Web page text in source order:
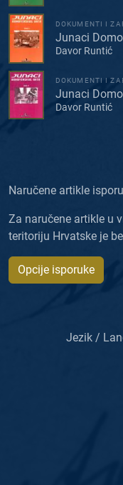
DOKUMENTI I
Junaci
Davor Runtić
DOKUMENTI I
Junaci
Davor Runtić
Naručene artikle
Za naručene artikle u
teritoriju Hrvatske je
Opcije isporuke
Jezik /